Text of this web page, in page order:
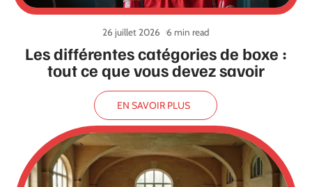
Les différentes catégories de boxe :
tout ce que vous devez savoir
26 juillet 2026 6 min read
EN SAVOIR PLUS